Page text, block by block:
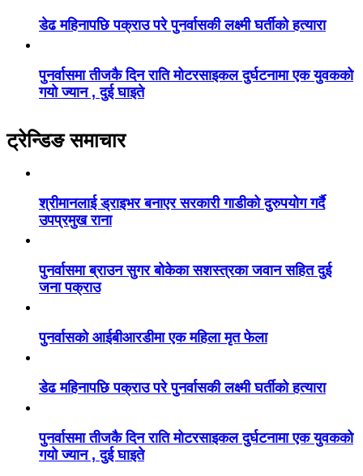
डेढ महिनापछि पक्राउ परे पुनर्वासकी लक्ष्मी घर्तीको हत्यारा
पुनर्वासमा तीजकै दिन राति मोटरसाइकल दुर्घटनामा एक युवकको
गयो ज्यान , दुई घाइते
ट्रेन्डिङ समाचार
श्रीमानलाई ड्राइभर बनाएर सरकारी गाडीको दुरुपयोग गर्दै
उपप्रमुख राना
पुनर्वासमा ब्राउन सुगर बोकेका सशस्त्रका जवान सहित दुई
जना पक्राउ
पुनर्वासको आईबीआरडीमा एक महिला मृत फेला
डेढ महिनापछि पक्राउ परे पुनर्वासकी लक्ष्मी घर्तीको हत्यारा
पुनर्वासमा तीजकै दिन राति मोटरसाइकल दुर्घटनामा एक युवकको
गयो ज्यान , दुई घाइते